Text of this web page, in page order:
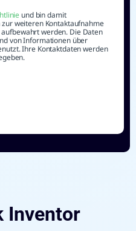
und bin damit
weiteren Kontaktaufnahme
werden. Die Daten
von Informationen über
Ihre Kontaktdaten werden
Inventor